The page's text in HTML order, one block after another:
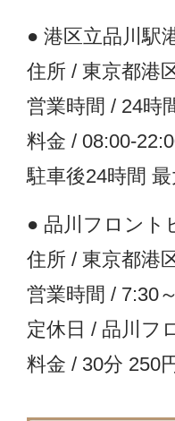
● 港区立品川駅
住所 / 東京都港
営業時間 / 24時
料金 / 08:00-
駐車後24時間 最
● 品川フロント
住所 / 東京都港
営業時間 / 7:30
定休日 / 品川フ
料金 / 30分 250